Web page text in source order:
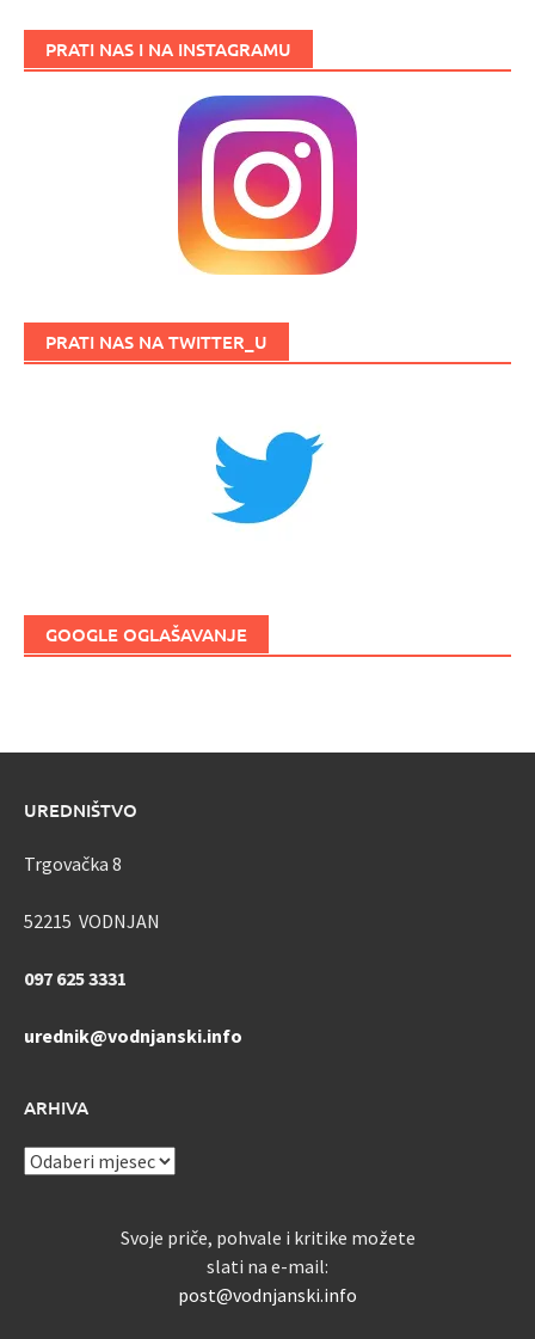
PRATI NAS I NA INSTAGRAMU
PRATI NAS NA TWITTER_U
GOOGLE OGLAŠAVANJE
UREDNIŠTVO
Trgovačka 8
52215 VODNJAN
097 625 3331
urednik@vodnjanski.info
ARHIVA
ARHIVA
Svoje priče, pohvale i kritike možete
slati na e-mail:
post@vodnjanski.info